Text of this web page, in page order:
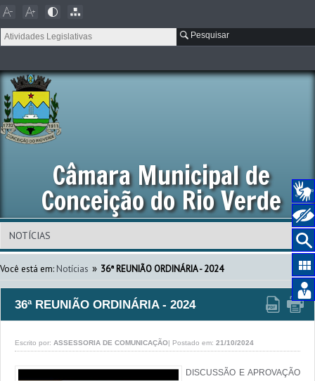
Pesquisar
Câmara Municipal de
Conceição do Rio Verde
Você está em: Notícias » 36ª REUNIÃO ORDINÁRIA - 2024
36ª REUNIÃO ORDINÁRIA - 2024
Escrito por: ASSESSORIA DE COMUNICAÇÃO| Postado em: 21/10/2024
DISCUSSÃO E APROVAÇÃO